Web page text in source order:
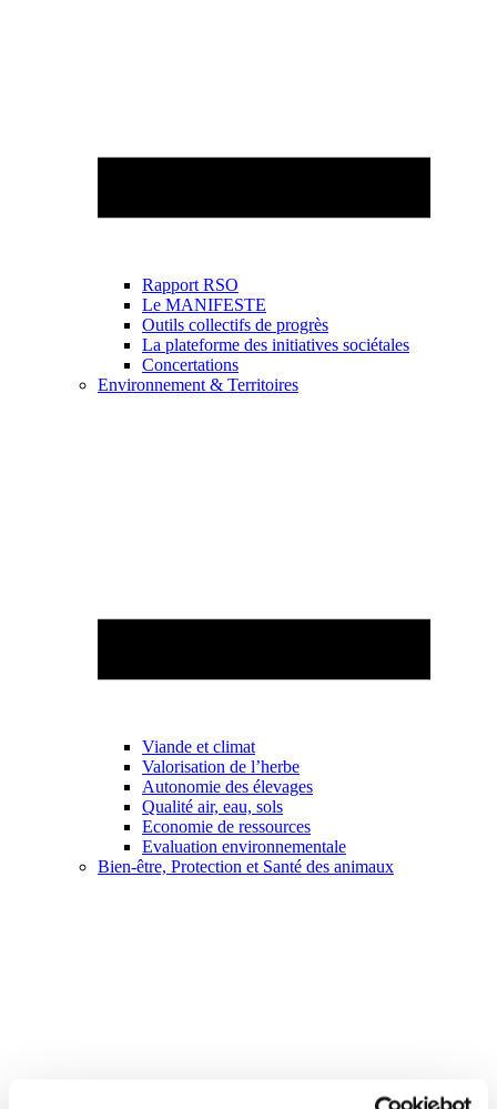
Rapport RSO
Le MANIFESTE
Outils collectifs de progrès
La plateforme des initiatives sociétales
Concertations
Environnement & Territoires
Viande et climat
Valorisation de l’herbe
Autonomie des élevages
Qualité air, eau, sols
Economie de ressources
Evaluation environnementale
Bien-être, Protection et Santé des animaux